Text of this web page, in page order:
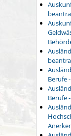
Berufe
Berufe